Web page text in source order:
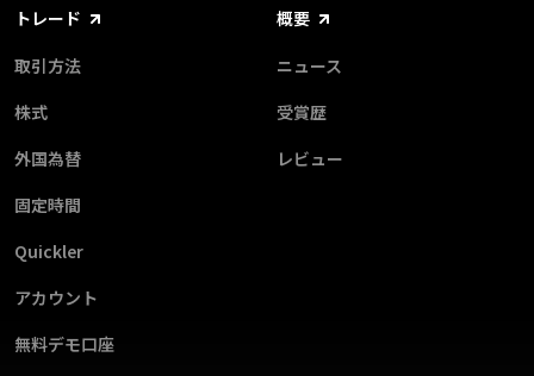
トレード
取引方法
株式
外国為替
固定時間
Quickler
アカウント
無料デモ口座
概要
ニュース
受賞歴
レビュー